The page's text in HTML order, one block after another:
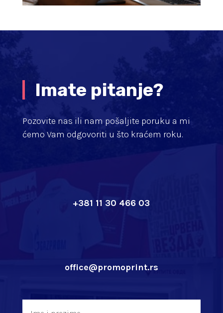
Imate pitanje?
Pozovite nas ili nam pošaljite poruku a mi
ćemo Vam odgovoriti u što kraćem roku.
+381 11 30 466 03
office@promoprint.rs